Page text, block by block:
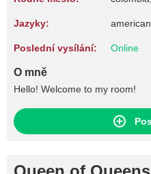
Jazyky: american
Poslední vysílání: Online
O mně
Hello! Welcome to my room!